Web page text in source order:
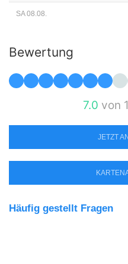
SA 08.08.
Bewertung
7.0 von
JETZT
Häufig gestellt Fragen